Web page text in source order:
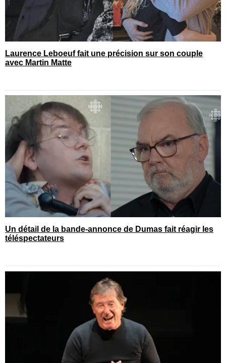
Laurence Leboeuf fait une précision sur son couple
avec Martin Matte
Un détail de la bande-annonce de Dumas fait réagir les
téléspectateurs